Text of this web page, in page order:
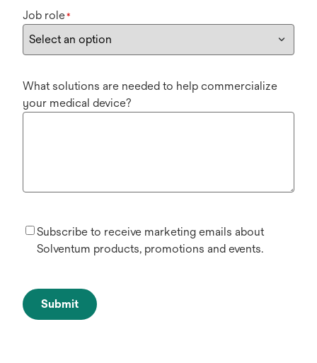
Job role*
What solutions are needed to help commercialize
your medical device?
Subscribe to receive marketing emails about
Solventum products, promotions and events.
Submit